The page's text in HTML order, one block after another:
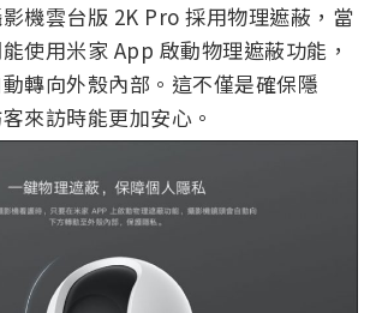
機雲台版 2K Pro 採用物理遮蔽，當
使用米家 App 啟動物理遮蔽功能，
轉向外殼內部。這不僅是確保隱
來訪時能更加安心。